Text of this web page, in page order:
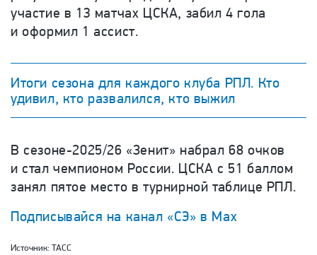
участие в 13 матчах ЦСКА, забил 4 гола
и оформил 1 ассист.
Итоги сезона для каждого клуба РПЛ. Кто
удивил, кто развалился, кто выжил
В сезоне-2025/26 «Зенит» набрал 68 очков
и стал чемпионом России. ЦСКА с 51 баллом
занял пятое место в турнирной таблице РПЛ.
Подписывайся на канал «СЭ» в Max
Источник: ТАСС